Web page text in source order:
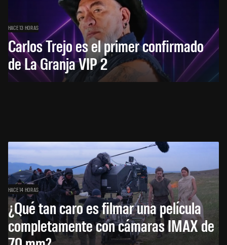
HACE 13 HORAS
Carlos Trejo es el primer confirmado
de La Granja VIP 2
HACE 14 HORAS
¿Qué tan caro es filmar una película
completamente con cámaras IMAX de